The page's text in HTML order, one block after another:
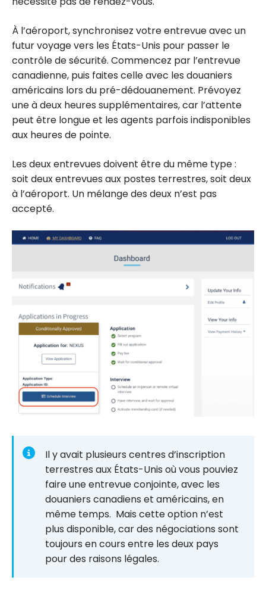
À l’aéroport, synchronisez votre entrevue avec un
futur voyage vers les États-Unis pour passer le
contrôle de sécurité. Commencez par l’entrevue
canadienne, puis faites celle avec les douaniers
américains lors du pré-dédouanement. Prévoyez
une à deux heures supplémentaires, car l’attente
peut être longue et les agents parfois indisponibles
aux heures de pointe.
Les deux entrevues doivent être du même type :
soit deux entrevues aux postes terrestres, soit deux
à l’aéroport. Un mélange des deux n’est pas
accepté.
Il y avait plusieurs centres d’inscription
terrestres aux États-Unis où vous pouviez
faire une entrevue conjointe, avec les
douaniers canadiens et américains, en
même temps. Mais cette option n’est
plus disponible, car des négociations sont
toujours en cours entre les deux pays
pour des raisons légales.